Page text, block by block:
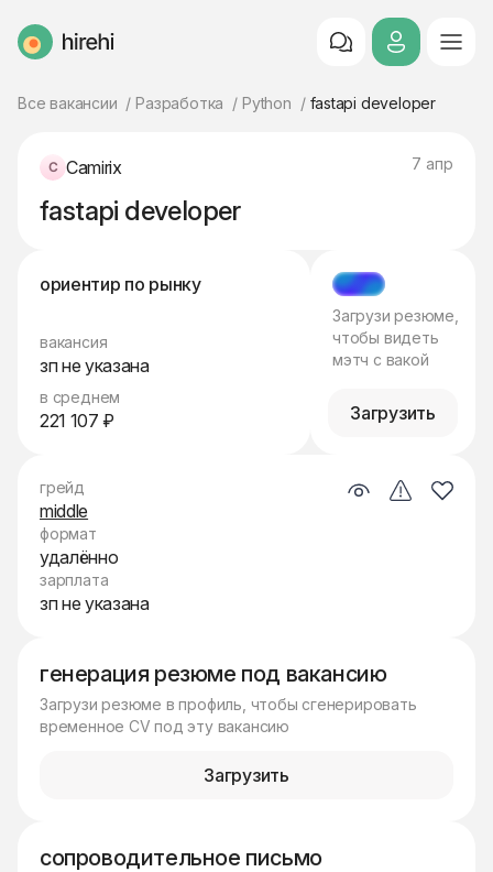
HireHi
Все вакансии Разработка Python fastapi developer
Camirix 7 апр
fastapi developer
ориентир по рынку
вакансия
зп не указана
в среднем
221 107 ₽
МЭТЧ
Загрузи резюме,
чтобы видеть
мэтч с вакой
Загрузить
генерация резюме под вакансию
Загрузи резюме в профиль, чтобы сгенерировать
временное CV под эту вакансию
Загрузить
сопроводительное письмо
грейд
middle
формат
удалённо
зарплата
зп не указана